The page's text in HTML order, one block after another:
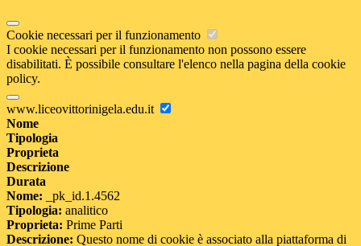
Cookie necessari per il funzionamento
I cookie necessari per il funzionamento non possono essere
disabilitati. È possibile consultare l'elenco nella pagina della cookie
policy.
www.liceovittorinigela.edu.it
Nome
Tipologia
Proprieta
Descrizione
Durata
Nome: _pk_id.1.4562
Tipologia: analitico
Proprieta: Prime Parti
Descrizione: Questo nome di cookie è associato alla piattaforma di